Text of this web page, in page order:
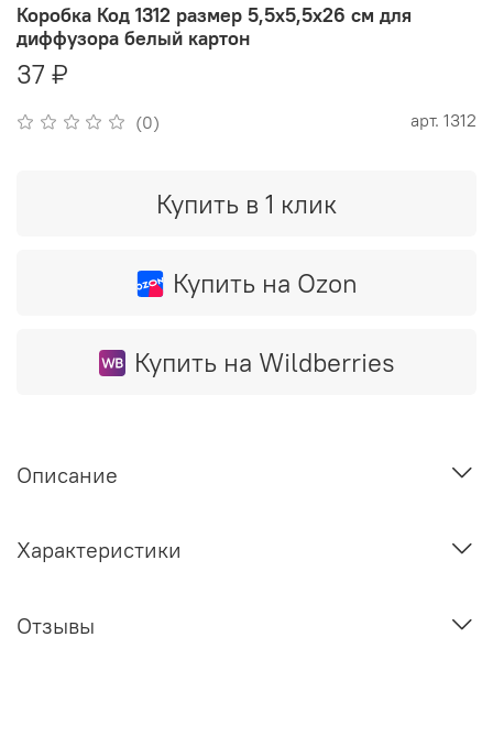
(0) арт. 1312
Коробка Код 1312 размер 5,5х5,5х26 см для
диффузора белый картон
37 ₽
Купить в 1 клик
Купить на Ozon
Купить на Wildberries
Описание
Характеристики
Отзывы